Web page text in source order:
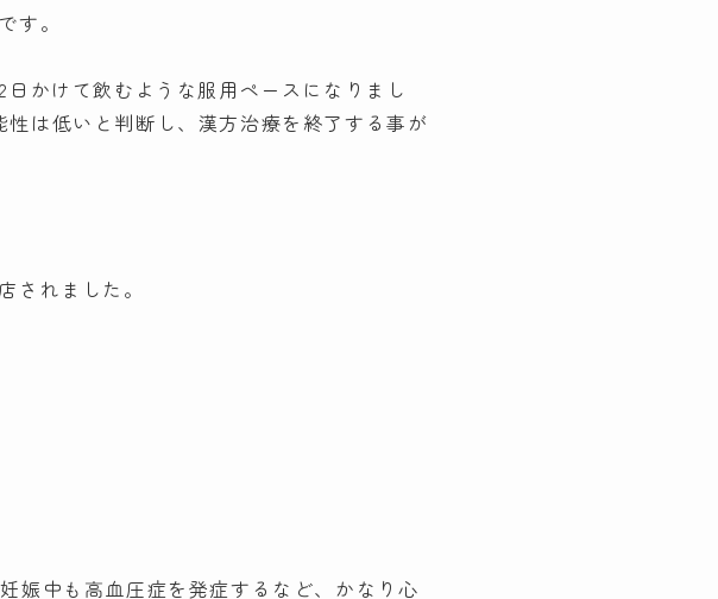
す。
かけて飲むような服用ペースになりまし
は低いと判断し、漢方治療を終了する事が
されました。
娠中も高血圧症を発症するなど、かなり心